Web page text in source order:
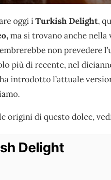
oggi iTurkish Delight,
ma si trovano anche nella
non prevedere
più di recente, nel
ha introdotto l’attuale
origini di questo dolce,
Delight